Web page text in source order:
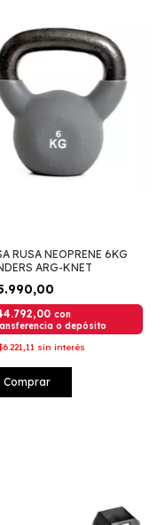
RUSA NEOPRENE 6KG
ARG-KNET
con
o depósito
sin interés
Comprar